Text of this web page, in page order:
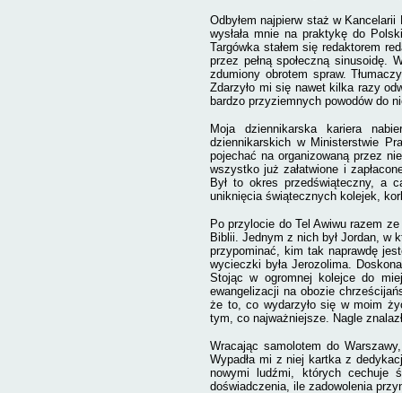
Odbyłem najpierw staż w
wysłała mnie na praktykę do
Targówka stałem się redaktorem
przez pełną społeczną sinusoidę.
zdumiony obrotem spraw.
Zdarzyło mi się nawet kilka razy
bardzo przyziemnych powodów do
Moja dziennikarska kariera
dziennikarskich w Ministerstwie
pojechać na organizowaną przez
wszystko już załatwione i
Był to okres przedświąteczny, a
uniknięcia świątecznych kolejek,
Po przylocie do Tel Awiwu razem
Biblii. Jednym z nich był Jordan, w
przypominać, kim tak naprawdę
wycieczki była Jerozolima.
Stojąc w ogromnej kolejce do
ewangelizacji na obozie
że to, co wydarzyło się w moim
tym, co najważniejsze. Nagle
Wracając samolotem do
Wypadła mi z niej kartka z
nowymi ludźmi, których cechuje
doświadczenia, ile zadowolenia